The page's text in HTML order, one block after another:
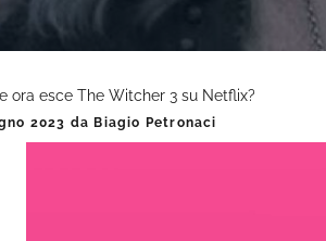
ora esce The Witcher 3 su Netflix?
2023 da Biagio Petronaci